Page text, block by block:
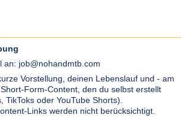
an: job@nohandmtb.com
Vorstellung, deinen Lebenslauf und - am
Form-Content, den du selbst erstellt
TikToks oder YouTube Shorts).
Links werden nicht berücksichtigt.